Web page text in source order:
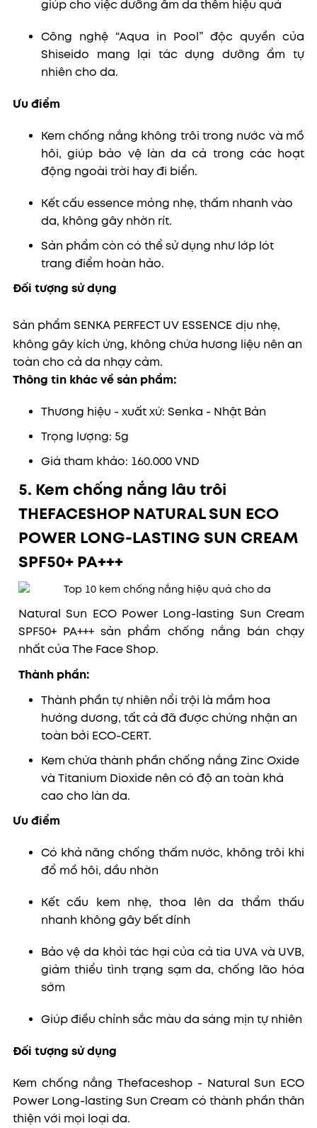
giúp cho việc dưỡng ẩm da thêm hiệu quả
Công nghệ “Aqua in Pool” độc quyền của
Shiseido mang lại tác dụng dưỡng ẩm tự
nhiên cho da.
Ưu điểm
Kem chống nắng không trôi trong nước và mồ
hôi, giúp bảo vệ làn da cả trong các hoạt
động ngoài trời hay đi biển.
Kết cấu essence mỏng nhẹ, thấm nhanh vào
da, không gây nhờn rít.
Sản phẩm còn có thể sử dụng như lớp lót
trang điểm hoàn hảo.
Đối tượng sử dụng
Sản phẩm SENKA PERFECT UV ESSENCE dịu nhẹ,
không gây kích ứng, không chứa hương liệu nên an
toàn cho cả da nhạy cảm.
Thông tin khác về sản phẩm:
Thương hiệu - xuất xứ: Senka - Nhật Bản
Trọng lượng: 5g
Giá tham khảo: 160.000 VND
5. Kem chống nắng lâu trôi
THEFACESHOP NATURAL SUN ECO
POWER LONG-LASTING SUN CREAM
SPF50+ PA+++
Natural Sun ECO Power Long-lasting Sun Cream
SPF50+ PA+++ sản phẩm chống nắng bán chạy
nhất của The Face Shop.
Thành phần:
Thành phần tự nhiên nổi trội là mầm hoa
hướng dương, tất cả đã được chứng nhận an
toàn bởi ECO-CERT.
Kem chứa thành phần chống nắng Zinc Oxide
và Titanium Dioxide nên có độ an toàn khá
cao cho làn da.
Ưu điểm
Có khả năng chống thấm nước, không trôi khi
đổ mồ hôi, dầu nhờn
Kết cấu kem nhẹ, thoa lên da thẩm thấu
nhanh không gây bết dính
Bảo vệ da khỏi tác hại của cả tia UVA và UVB,
giảm thiểu tình trạng sạm da, chống lão hóa
sớm
Giúp điều chỉnh sắc màu da sáng mịn tự nhiên
Đối tượng sử dụng
Kem chống nắngThefaceshop -Natural Sun ECO
Power Long-lasting Sun Cream có thành phần thân
thiện với mọi loại da.